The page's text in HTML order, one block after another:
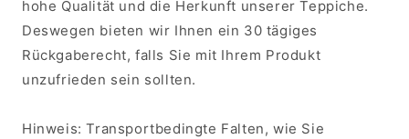
hohe Qualität und die Herkunft unserer Teppiche.
Deswegen bieten wir Ihnen ein 30 tägiges
Rückgaberecht, falls Sie mit Ihrem Produkt
unzufrieden sein sollten.
Hinweis: Transportbedingte Falten, wie Sie